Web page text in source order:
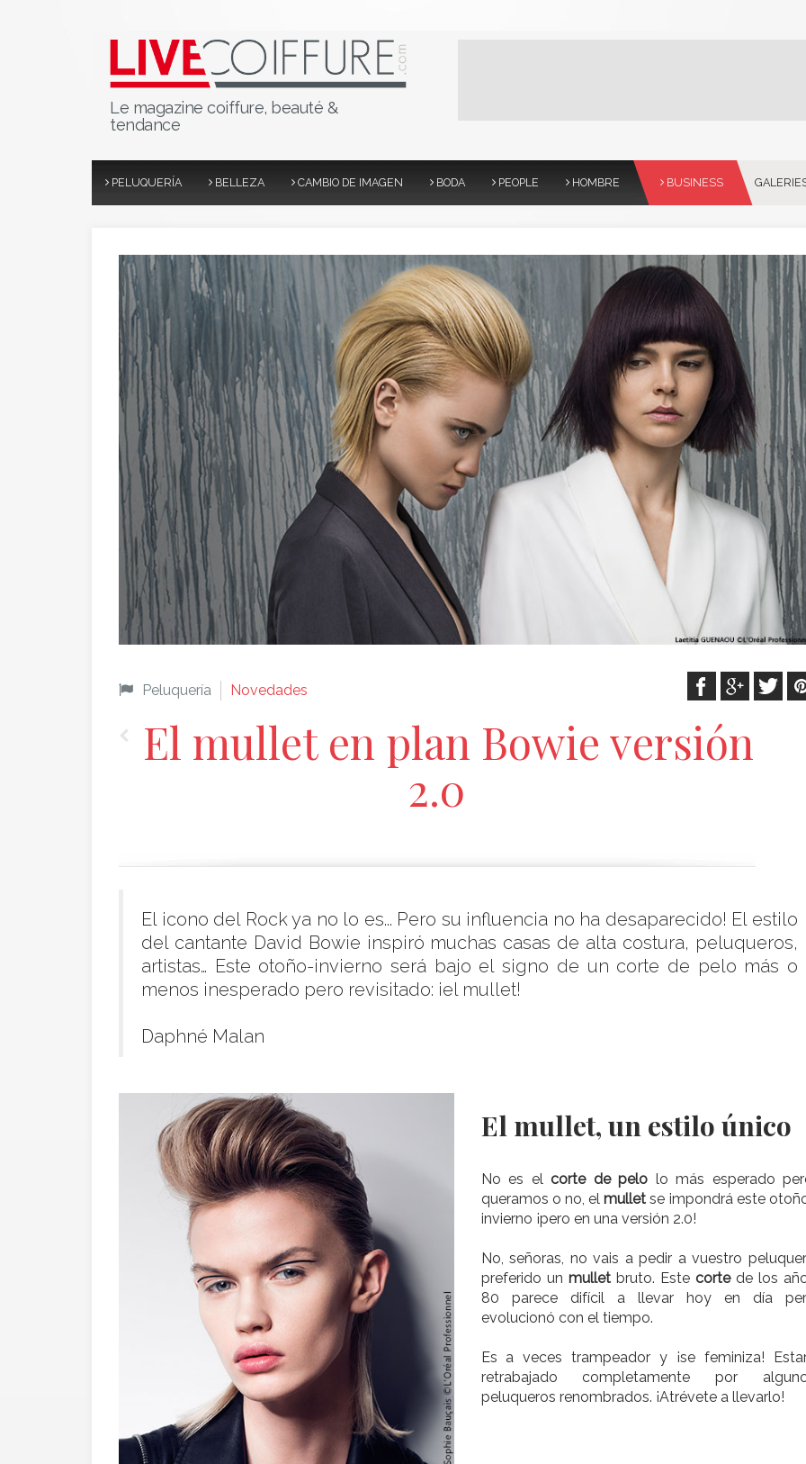
Le magazine coiffure, beauté &
tendance
PELUQUERÍA BELLEZA CAMBIO DE IMAGEN BODA PEOPLE HOMBRE BUSINESS
Peluquería Novedades
El mullet en plan Bowie versión
2.0
El icono del Rock ya no lo es... Pero su influencia no ha desaparecido! El estilo
del cantante David Bowie inspiró muchas casas de alta costura, peluqueros,
artistas… Este otoño-invierno será bajo el signo de un corte de pelo más o
menos inesperado pero revisitado: ¡el mullet!
Daphné Malan
El mullet, un estilo único
No es el corte de pelo lo más esperado
queramos o no, elmullet se impondrá este
invierno ¡pero en una versión 2.0!
No, señoras, no vais a pedir a vuestro
preferido un mulletbruto. Este cortede los
80 parece difícil a llevar hoy en día
evolucionó con el tiempo.
Es a veces trampeador y ¡se feminiza!
retrabajado completamente por
peluqueros renombrados. ¡Atrévete a llevarlo!